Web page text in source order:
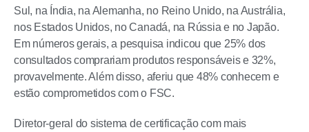
Sul, na Índia, na Alemanha, no Reino Unido, na Austrália,
nos Estados Unidos, no Canadá, na Rússia e no Japão.
Em números gerais, a pesquisa indicou que 25% dos
consultados comprariam produtos responsáveis e 32%,
provavelmente. Além disso, aferiu que 48% conhecem e
estão comprometidos com o FSC.
Diretor-geral do sistema de certificação com mais